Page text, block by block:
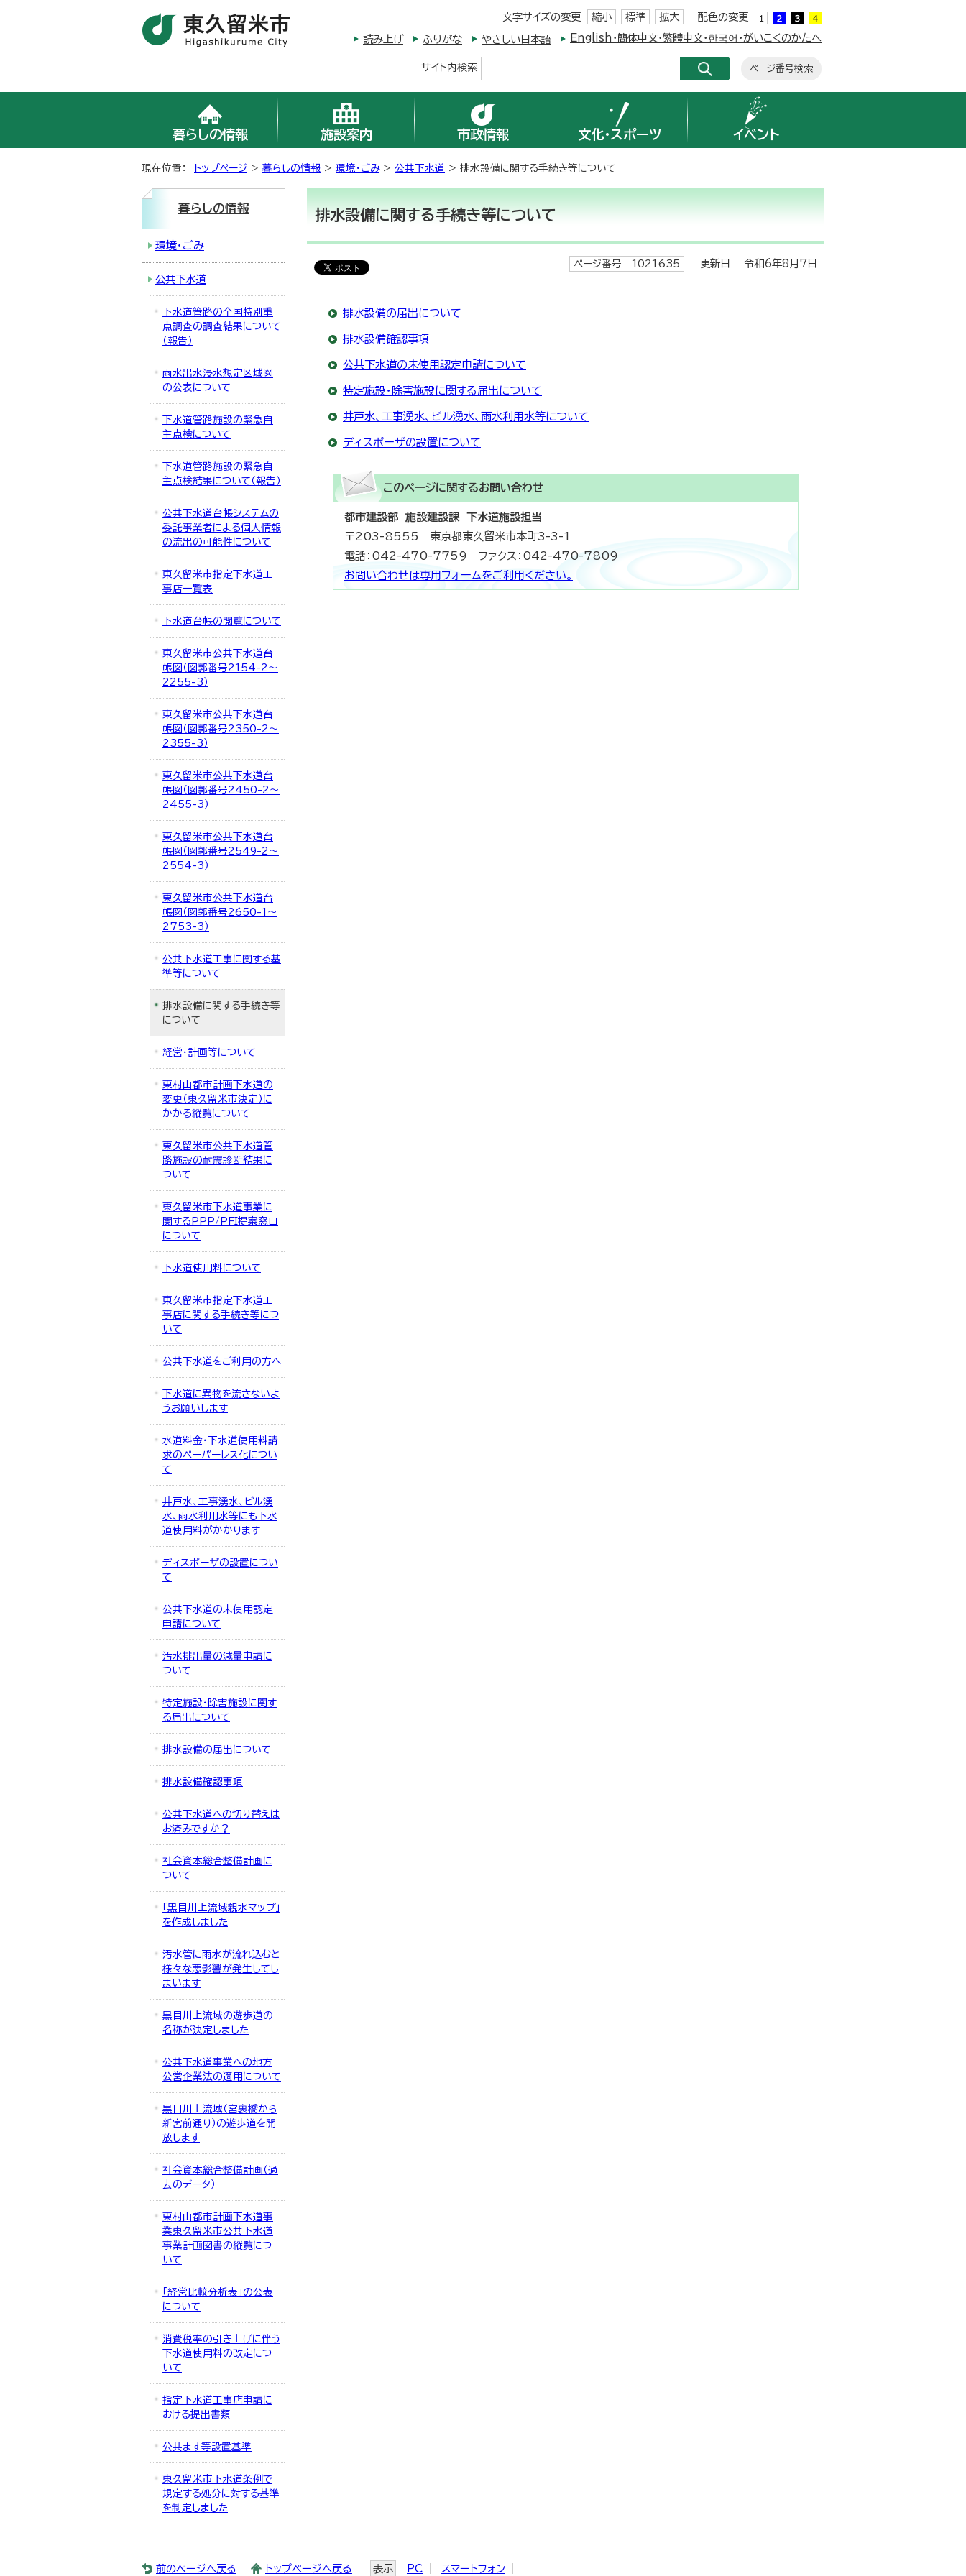
文字サイズの変更 縮小 標準 拡大 配色の変更
読み上げ ふりがな やさしい日本語 English・簡体中文・繁體中文・한국어・がいこくのかたへ
サイト内検索 ページ番号検索
暮らしの情報 施設案内 市政情報 文化・スポーツ イベント
現在位置： トップページ > 暮らしの情報 > 環境・ごみ> 公共下水道 > 排水設備に関する手続き等について
排水設備に関する手続き等について
ページ番号 1021635 更新日 令和6年8月7日
排水設備の届出について
排水設備確認事項
公共下水道の未使用認定申請について
特定施設・除害施設に関する届出について
井戸水、工事湧水、ビル湧水、雨水利用水等について
ディスポーザの設置について
このページに関するお問い合わせ
都市建設部 施設建設課 下水道施設担当
〒203-8555 東京都東久留米市本町3-3-1
電話：042-470-7759 ファクス：042-470-7809
お問い合わせは専用フォームをご利用ください。
暮らしの情報
環境・ごみ
公共下水道
下水道管路の全国特別重
点調査の調査結果について
（報告）
雨水出水浸水想定区域図
の公表について
下水道管路施設の緊急自
主点検について
下水道管路施設の緊急自
主点検結果について（報告）
公共下水道台帳システムの
委託事業者による個人情報
の流出の可能性について
東久留米市指定下水道工
事店一覧表
下水道台帳の閲覧について
東久留米市公共下水道台
帳図（図郭番号2154-2～
2255-3）
東久留米市公共下水道台
帳図（図郭番号2350-2～
2355-3）
東久留米市公共下水道台
帳図（図郭番号2450-2～
2455-3）
東久留米市公共下水道台
帳図（図郭番号2549-2～
2554-3）
東久留米市公共下水道台
帳図（図郭番号2650-1～
2753-3）
公共下水道工事に関する基
準等について
排水設備に関する手続き等
について
経営・計画等について
東村山都市計画下水道の
変更（東久留米市決定）に
かかる縦覧について
東久留米市公共下水道管
路施設の耐震診断結果に
ついて
東久留米市下水道事業に
関するPPP/PFI提案窓口
について
下水道使用料について
東久留米市指定下水道工
事店に関する手続き等につ
いて
公共下水道をご利用の方へ
下水道に異物を流さないよ
うお願いします
水道料金・下水道使用料請
求のペーパーレス化につい
て
井戸水、工事湧水、ビル湧
水、雨水利用水等にも下水
道使用料がかかります
ディスポーザの設置につい
て
公共下水道の未使用認定
申請について
汚水排出量の減量申請に
ついて
特定施設・除害施設に関す
る届出について
排水設備の届出について
排水設備確認事項
公共下水道への切り替えは
お済みですか？
社会資本総合整備計画に
ついて
「黒目川上流域親水マップ」
を作成しました
汚水管に雨水が流れ込むと
様々な悪影響が発生してし
まいます
黒目川上流域の遊歩道の
名称が決定しました
公共下水道事業への地方
公営企業法の適用について
黒目川上流域（宮裏橋から
新宮前通り）の遊歩道を開
放します
社会資本総合整備計画（過
去のデータ）
東村山都市計画下水道事
業東久留米市公共下水道
事業計画図書の縦覧につ
いて
「経営比較分析表」の公表
について
消費税率の引き上げに伴う
下水道使用料の改定につ
いて
指定下水道工事店申請に
おける提出書類
公共ます等設置基準
東久留米市下水道条例で
規定する処分に対する基準
を制定しました
前のページへ戻る トップページへ戻る 表示 PC スマートフォン